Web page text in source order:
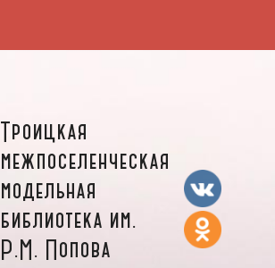
Троицкая
межпоселенческая
модельная
библиотека им.
Р.М. Попова